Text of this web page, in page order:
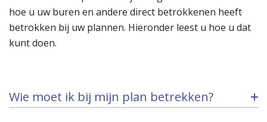
hoe u uw buren en andere direct betrokkenen heeft
betrokken bij uw plannen. Hieronder leest u hoe u dat
kunt doen.
Wie moet ik bij mijn plan betrekken?